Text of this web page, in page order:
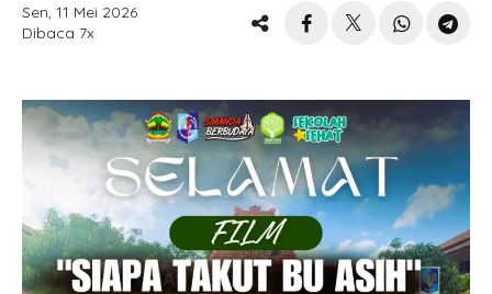
Sen, 11 Mei 2026
Dibaca 7x